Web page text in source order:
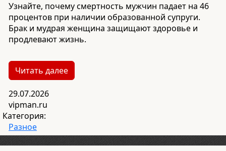
Узнайте, почему смертность мужчин падает на 46
процентов при наличии образованной супруги.
Брак и мудрая женщина защищают здоровье и
продлевают жизнь.
Читать далее
29.07.2026
vipman.ru
Категория:
Разное